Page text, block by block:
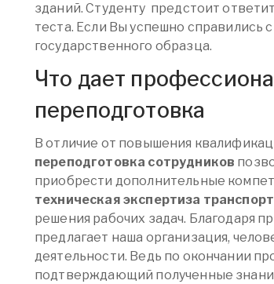
зданий. Студенту предстоит
теста. Если Вы успешно справились
государственного образца.
Что дает
переподготовка
В отличие от повышения
переподготовка сотрудников
приобрести дополнительные
техническая экспертиза
решения рабочих задач. Благодаря
предлагает наша организация,
деятельности. Ведь по окончании
подтверждающий полученные